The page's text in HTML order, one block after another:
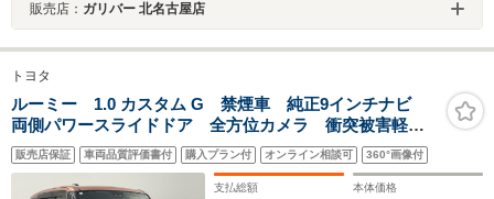
販売店： ガリバー 北名古屋店
トヨタ
ルーミー 1.0 カスタム G 禁煙車 純正9インチナビ
両側パワースライドドア 全方位カメラ 衝突被害軽減
ブレーキ シートヒーター コーナーセンサー レーダ
ークルーズコントロール LEDヘッドライト 電動パー
キングブレーキ ETC
販売店保証 車両品質評価書付 購入プラン付 オンライン相談可 360°画像付
支払総額 本体価格